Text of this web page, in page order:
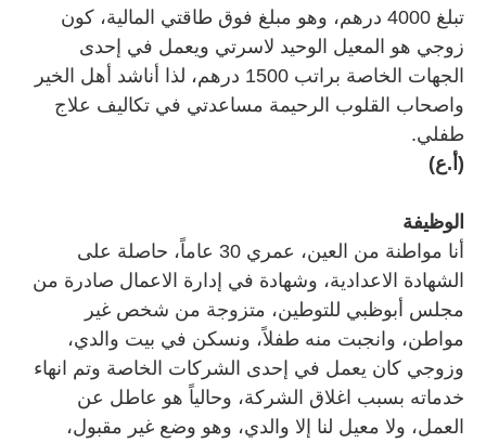
تبلغ 4000 درهم، وهو مبلغ فوق طاقتي المالية، كون
زوجي هو المعيل الوحيد لاسرتي ويعمل في إحدى
الجهات الخاصة براتب 1500 درهم، لذا أناشد أهل الخير
واصحاب القلوب الرحيمة مساعدتي في تكاليف علاج
طفلي.
(أ.ع)
الوظيفة
أنا مواطنة من العين، عمري 30 عاماً، حاصلة على
الشهادة الاعدادية، وشهادة في إدارة الاعمال صادرة من
مجلس أبوظبي للتوطين، متزوجة من شخص غير
مواطن، وانجبت منه طفلاً، ونسكن في بيت والدي،
وزوجي كان يعمل في إحدى الشركات الخاصة وتم انهاء
خدماته بسبب اغلاق الشركة، وحالياً هو عاطل عن
العمل، ولا معيل لنا إلا والدي، وهو وضع غير مقبول،